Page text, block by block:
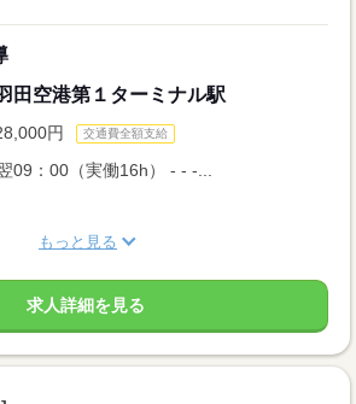
田空港第１ターミナル駅
円 交通費全額支給
09：00（実働16h） - - -...
もっと見る
求人詳細を見る